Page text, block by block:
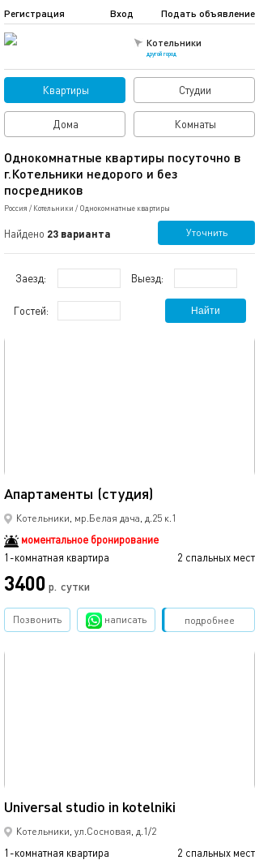
Котельники
другой город
Подать объявление
Регистрация Вход
Квартиры Студии
Дома Комнаты
Однокомнатные квартиры посуточно в
г.Котельники недорого и без
посредников
Россия / Котельники / Однокомнатные квартиры
Найдено 23 варианта Уточнить
Заезд: Выезд:
Гостей: Найти
Апартаменты (студия)
Котельники, мр.Белая дача, д.25 к.1
моментальное бронирование
1-комнатная квартира
2 спальных мест
3400 р. сутки
подробнее
Позвонить написать Забронировать
Universal studio in kotelniki
Котельники, ул.Сосновая, д.1/2
1-комнатная квартира 2 спальных мест